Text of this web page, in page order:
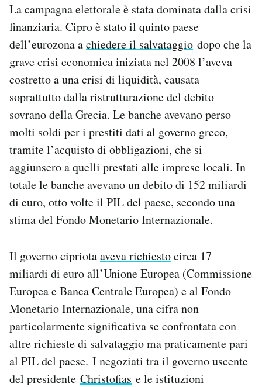
La campagna elettorale è stata dominata dalla crisi
finanziaria. Cipro è stato il quinto paese
dell’eurozona achiedere il salvataggio dopo che la
grave crisi economica iniziata nel 2008 l’aveva
costretto a una crisi di liquidità, causata
soprattutto dalla ristrutturazione del debito
sovrano della Grecia. Le banche avevano perso
molti soldi per i prestiti dati al governo greco,
tramite l’acquisto di obbligazioni, che si
aggiunsero a quelli prestati alle imprese locali. In
totale le banche avevano un debito di 152 miliardi
di euro, otto volte il PIL del paese, secondo una
stima del Fondo Monetario Internazionale.
Il governo cipriotaaveva richiestocirca 17
miliardi di euro all’Unione Europea (Commissione
Europea e Banca Centrale Europea) e al Fondo
Monetario Internazionale, una cifra non
particolarmente significativa se confrontata con
altre richieste di salvataggio ma praticamente pari
al PIL del paese. I negoziati tra il governo uscente
del presidente Christofias e le istituzioni